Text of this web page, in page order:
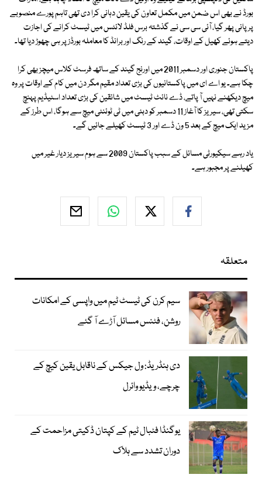
بورڈ نے بھی اس ضمن میں مکمل تعاون کی یقین دہانی کرا دی تھی تاہم پورے منصوبے
پر پانی پھر گیا، آئی سی سی نے گذشتہ برس فلڈ لائٹس میں ٹیسٹ کرانے کی اجازت
دیتے ہوئے کھیل کے اوقات، گیند کے رنگ اور برانڈ کا معاملہ بورڈز پر ہی چھوڑ دیا تھا۔
پاکستان جنوری اور دسمبر 2011 میں اورنج گیند کے ساتھ فرسٹ کلاس میچز بھی کرا
چکا ہے۔ یو اے ای میں پاکستانیوں کی بڑی تعداد مقیم مگر دن میں کام کے اوقات پر وہ
میچ دیکھنے نہیں آ پاتے، ڈے نائٹ ٹیسٹ میں شائقین کی بڑی تعداد اسٹیڈیم پہنچ
سکتی تھی، سیریز کا آغاز 11 دسمبر کو دبئی میں ٹی ٹوئنٹی میچ سے ہوگا، اس طرز کے
مزید ایک میچ کے بعد 5 ون ڈے اور 3 ٹیسٹ کھیلے جائیں گے۔
یاد رہے سیکیورٹی مسائل کے سبب پاکستان 2009 سے ہوم سیریز دیار غیر میں
کھیلنے پر مجبور ہے۔
متعلقہ
سیم کرن کی ٹیسٹ ٹیم میں واپسی کے امکانات
روشن، فٹنس مسائل آڑے آ گئے
دی ہنڈریڈ: ول جیکس کے ناقابل یقین کیچ کے
چرچے، ویڈیو وائرل
یوگنڈا فٹبال ٹیم کے کپتان ڈکیتی مزاحمت کے
دوران تشدد سے ہلاک